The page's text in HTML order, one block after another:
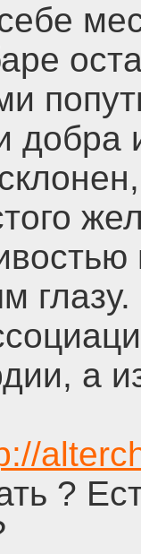
добра
а
?